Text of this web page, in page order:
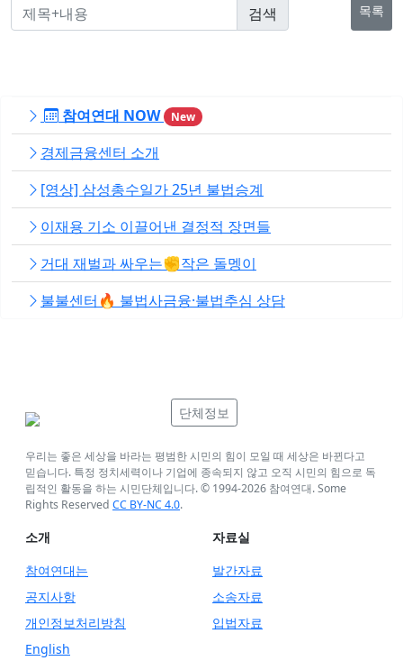
목록
참여연대 NOW New
경제금융센터 소개
[영상] 삼성총수일가 25년 불법승계
이재용 기소 이끌어낸 결정적 장면들
거대 재벌과 싸우는✊작은 돌멩이
불불센터🔥 불법사금융·불법추심 상담
단체정보
우리는 좋은 세상을 바라는 평범한 시민의 힘이 모일 때 세상은 바뀐다고
믿습니다. 특정 정치세력이나 기업에 종속되지 않고 오직 시민의 힘으로 독
립적인 활동을 하는 시민단체입니다. © 1994-2026 참여연대. Some
Rights Reserved CC BY-NC 4.0.
소개
참여연대는
공지사항
개인정보처리방침
English
자료실
발간자료
소송자료
입법자료